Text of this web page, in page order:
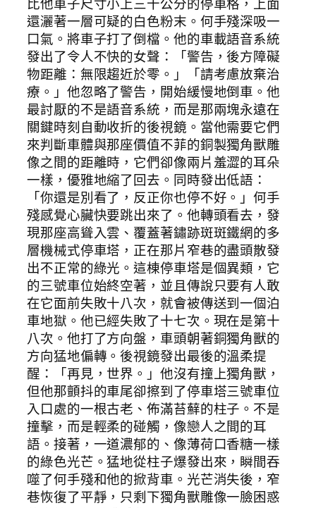
比他車子尺寸小上三十公分的停車格，上面
還灑著一層可疑的白色粉末。何手殘深吸一
口氣。將車子打了倒檔。他的車載語音系統
發出了令人不快的女聲：「警告，後方障礙
物距離：無限趨近於零。」「請考慮放棄治
療。」他忽略了警告，開始緩慢地倒車。他
最討厭的不是語音系統，而是那兩塊永遠在
關鍵時刻自動收折的後視鏡。當他需要它們
來判斷車體與那座價值不菲的銅製獨角獸雕
像之間的距離時，它們卻像兩片羞澀的耳朵
一樣，優雅地縮了回去。同時發出低語：
「你還是別看了，反正你也停不好。」何手
殘感覺心臟快要跳出來了。他轉頭看去，發
現那座高聳入雲、覆蓋著鏽跡斑斑鐵網的多
層機械式停車塔，正在那片窄巷的盡頭散發
出不正常的綠光。這棟停車塔是個異類，它
的三號車位始終空著，並且傳說只要有人敢
在它面前失敗十八次，就會被傳送到一個泊
車地獄。他已經失敗了十七次。現在是第十
八次。他打了方向盤，車頭朝著銅獨角獸的
方向猛地偏轉。後視鏡發出最後的溫柔提
醒：「再見，世界。」他沒有撞上獨角獸，
但他那顫抖的車尾卻擦到了停車塔三號車位
入口處的一根古老、佈滿苔蘚的柱子。不是
撞擊，而是輕柔的碰觸，像戀人之間的耳
語。接著，一道濃郁的、像薄荷口香糖一樣
的綠色光芒。猛地從柱子爆發出來，瞬間吞
噬了何手殘和他的掀背車。光芒消失後，窄
巷恢復了平靜，只剩下獨角獸雕像一臉困惑